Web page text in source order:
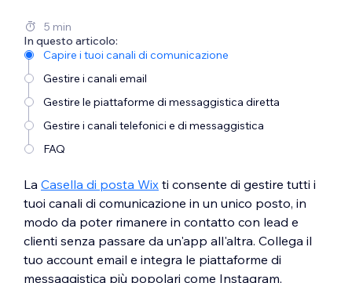
5 min
In questo articolo:
Capire i tuoi canali di comunicazione
Gestire i canali email
Gestire le piattaforme di messaggistica diretta
Gestire i canali telefonici e di messaggistica
FAQ
La Casella di posta Wix ti consente di gestire tutti i
tuoi canali di comunicazione in un unico posto, in
modo da poter rimanere in contatto con lead e
clienti senza passare da un'app all'altra. Collega il
tuo account email e integra le piattaforme di
messaggistica più popolari come Instagram,